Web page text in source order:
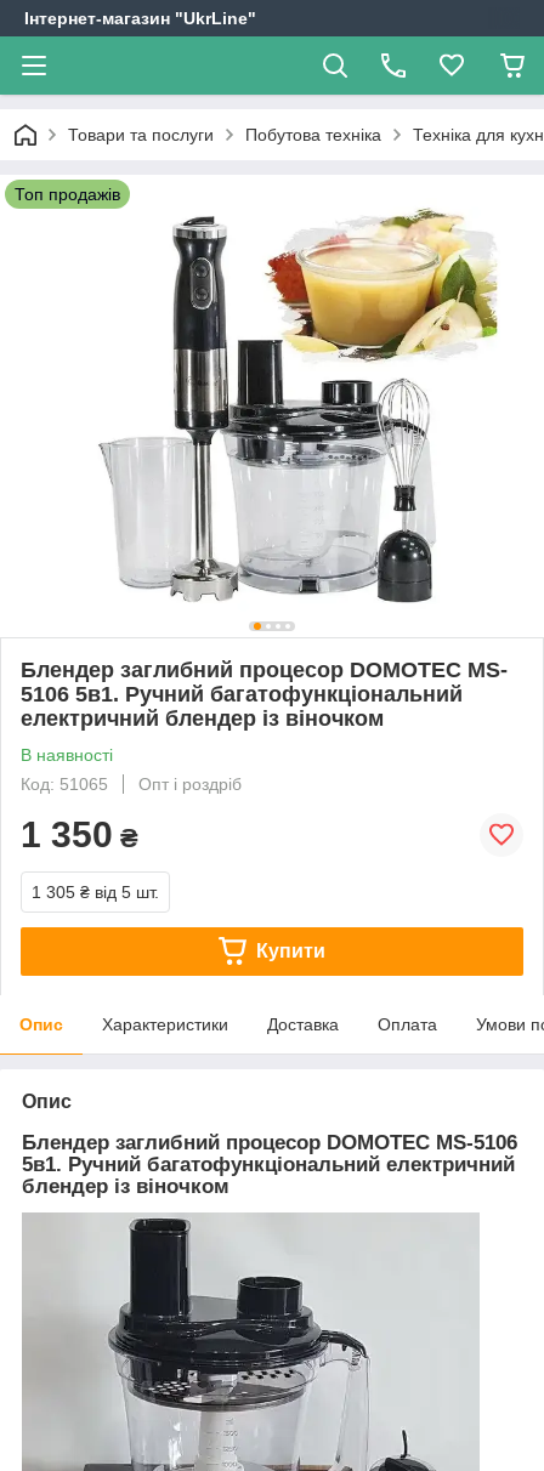
Інтернет-магазин "UkrLine"
Товари та послуги Побутова техніка Техніка для
Топ продажів
Блендер заглибний процесор DOMOTEC MS-
5106 5в1. Ручний багатофункціональний
електричний блендер із віночком
В наявності
Код: 51065
Опт і роздріб
1 350 ₴
1 305 ₴ від 5 шт.
Купити
Опис Характеристики Доставка Оплата Умови
Опис
Блендер заглибний процесор DOMOTEC MS-5106
5в1. Ручний багатофункціональний електричний
блендер із віночком